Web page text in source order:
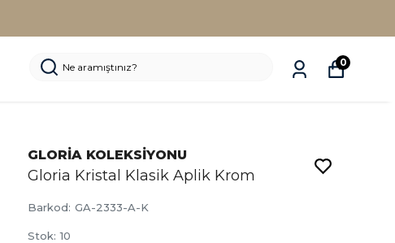
0
GLORİA KOLEKSİYONU
Gloria Kristal Klasik Aplik Krom
Barkod: GA-2333-A-K
Stok: 10